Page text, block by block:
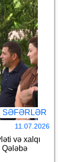
SƏFƏRLƏR
11.07.2026
və xalqı
Qələbə